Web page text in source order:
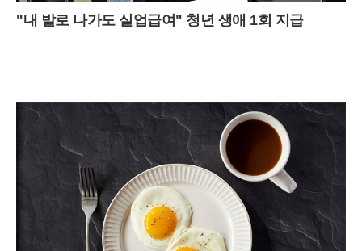
"내 발로 나가도 실업급여" 청년 생애 1회 지급